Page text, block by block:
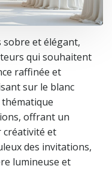
sobre et élégant,
qui souhaitent
raffinée et
sur le blanc
offrant un
créativité et
des invitations,
lumineuse et